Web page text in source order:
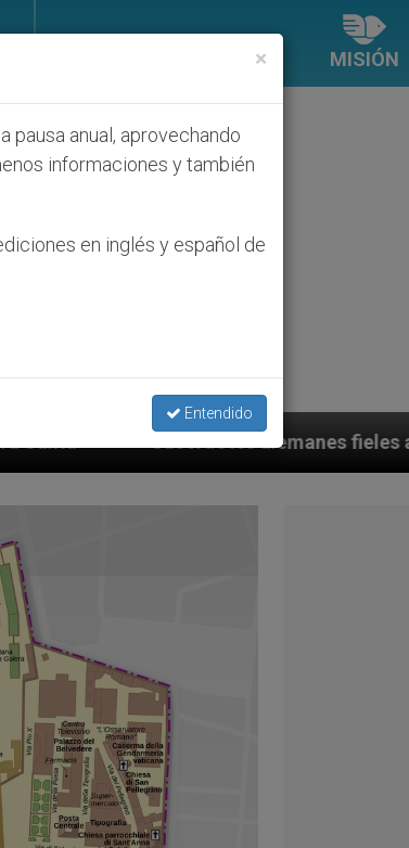
MISIÓN
alemanes fieles al Papa contestan a su
×
pausa anual, aprovechando
informaciones y también
en inglés y español de
Entendido